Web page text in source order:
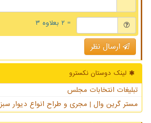
= ۲ بعلاوه ۳
ارسال نظر
لینک دوستان نكسترو
تبلیغات انتخابات مجلس
مستر گرین وال | مجری و طراح انواع دیوار سبز